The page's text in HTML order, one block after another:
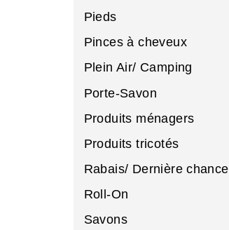
Pieds
Pinces à cheveux
Plein Air/ Camping
Porte-Savon
Produits ménagers
Produits tricotés
Rabais/ Dernière chance
Roll-On
Savons